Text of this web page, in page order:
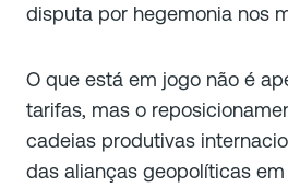
disputa por hegemonia nos
O que está em jogo não é
tarifas, mas o
cadeias produtivas
das alianças geopolíticas